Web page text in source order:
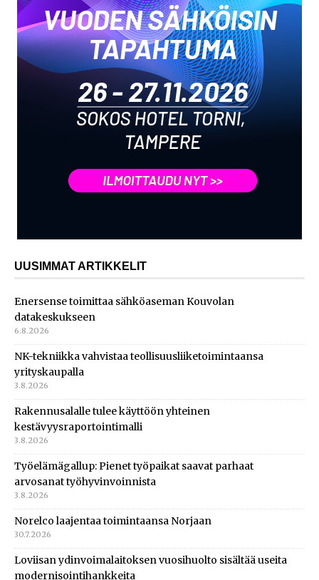
UUSIMMAT ARTIKKELIT
Enersense toimittaa sähköaseman Kouvolan
datakeskukseen
6.8.2026
NK-tekniikka vahvistaa teollisuusliiketoimintaansa
yrityskaupalla
3.8.2026
Rakennusalalle tulee käyttöön yhteinen
kestävyysraportointimalli
3.8.2026
Työelämägallup: Pienet työpaikat saavat parhaat
arvosanat työhyvinvoinnista
3.8.2026
Norelco laajentaa toimintaansa Norjaan
30.7.2026
Loviisan ydinvoimalaitoksen vuosihuolto sisältää useita
modernisointihankkeita